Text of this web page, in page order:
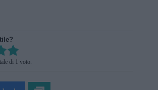
di 1 voto.